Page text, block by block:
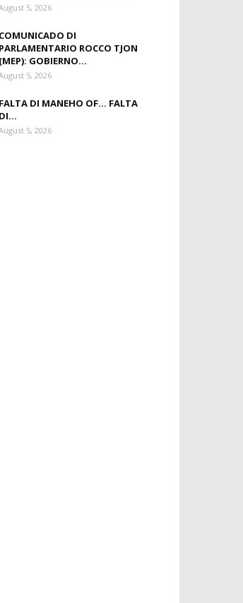
5, 2026
COMUNICADO DI
PARLAMENTARIO ROCCO TJON
(MEP): GOBIERNO...
5, 2026
FALTA DI MANEHO OF… FALTA
DI...
5, 2026